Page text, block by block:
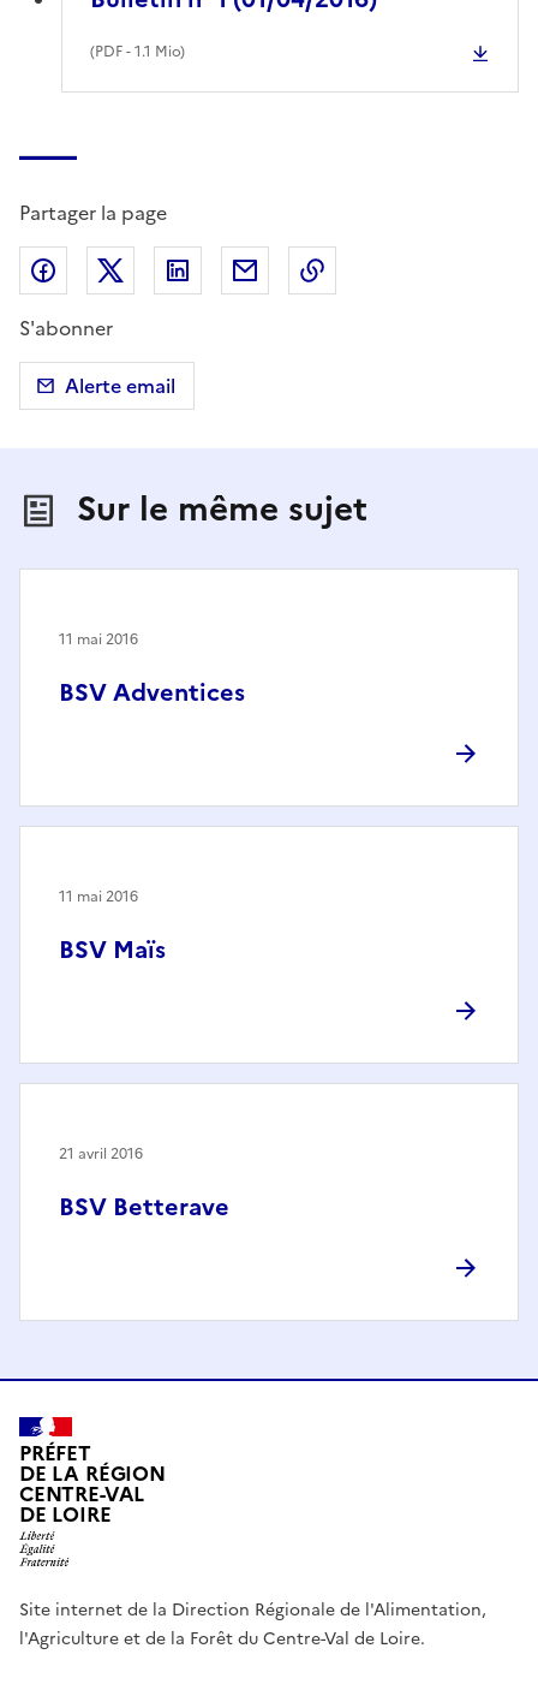
(PDF- 1.1 Mio)
Partager la page
Partager sur Facebook
Partager sur X (anciennement Twitter)
Partager sur LinkedIn
Partager par email
S'abonner
Alerte email
Sur le même sujet
BSV Adventices
11 mai 2016
BSV Maïs
11 mai 2016
BSV Betterave
21 avril 2016
PRÉFET
DE LA RÉGION
CENTRE-VAL
DE LOIRE
Site internet de la Direction Régionale de l'Alimentation,
l'Agriculture et de la Forêt du Centre-Val de Loire.